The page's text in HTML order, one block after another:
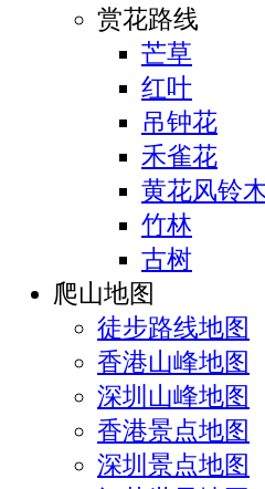
赏花路线
芒草
红叶
吊钟花
禾雀花
黄花风铃
竹林
古树
爬山地图
徒步路线地图
香港山峰地图
深圳山峰地图
香港景点地图
深圳景点地图